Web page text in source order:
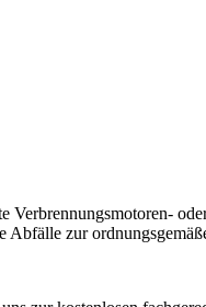
zur